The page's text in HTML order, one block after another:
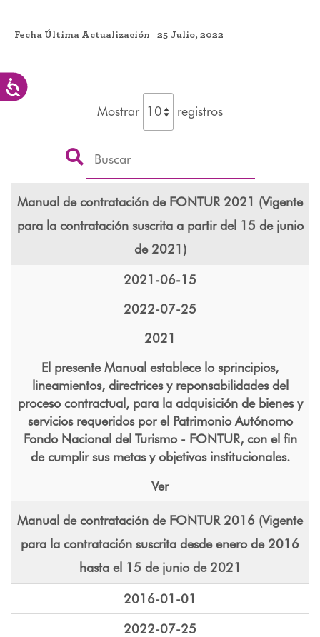
Accesibilidad
Fecha Última Actualización 25 Julio, 2022
Mostrar registros
Manual de contratación de FONTUR 2021 (Vigente
para la contratación suscrita a partir del 15 de junio
de 2021)
2021-06-15
2022-07-25
2021
El presente Manual establece lo sprincipios,
lineamientos, directrices y reponsabilidades del
proceso contractual, para la adquisición de bienes y
servicios requeridos por el Patrimonio Autónomo
Fondo Nacional del Turismo - FONTUR, con el fin
de cumplir sus metas y objetivos institucionales.
Ver
Manual de contratación de FONTUR 2016 (Vigente
para la contratación suscrita desde enero de 2016
hasta el 15 de junio de 2021
2016-01-01
2022-07-25